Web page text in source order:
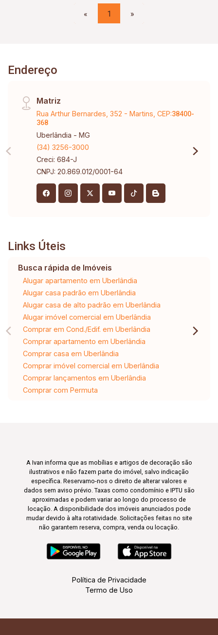
« 1 »
Endereço
Matriz
Rua Arthur Bernardes, 352 - Martins, CEP:38400-
368
Uberlândia - MG
(34) 3256-3000
Creci: 684-J
CNPJ: 20.869.012/0001-64
Links Úteis
Busca rápida de Imóveis
Alugar apartamento em Uberlândia
Alugar casa padrão em Uberlândia
Alugar casa de alto padrão em Uberlândia
Alugar imóvel comercial em Uberlândia
Comprar em Cond./Edif. em Uberlândia
Comprar apartamento em Uberlândia
Comprar casa em Uberlândia
Comprar imóvel comercial em Uberlândia
Comprar lançamentos em Uberlândia
Comprar com Permuta
A Ivan informa que as mobílias e artigos de decoração são
ilustrativos e não fazem parte do imóvel, salvo indicação
específica. Reservamo-nos o direito de alterar valores e
dados sem aviso prévio. Taxas como condomínio e IPTU são
aproximadas e podem variar ao longo do processo de
locação. A disponibilidade dos imóveis anunciados pode
mudar devido à alta rotatividade. Solicitações feitas no site
não garantem reserva, compra, venda ou locação.
Política de Privacidade
Termo de Uso